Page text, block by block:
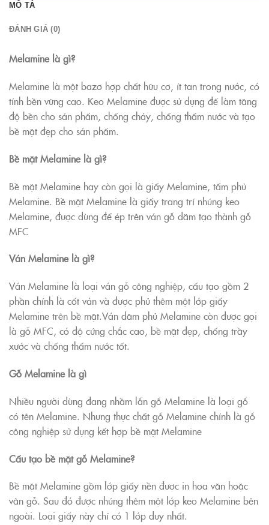
MÔ TẢ
ĐÁNH GIÁ (0)
Melamine là gì?
Melamine là một bazơ hợp chất hữu cơ, ít tan trong nước, có
tính bền vững cao. Keo Melamine được sử dụng để làm tăng
độ bền cho sản phẩm, chống cháy, chống thấm nước và tạo
bề mặt đẹp cho sản phẩm.
Bề mặtMelamine là gì?
Bề mặt Melamine hay còn gọi là giấy Melamine, tấm phủ
Melamine. Bề mặt Melamine là giấy trang trí nhúng keo
Melamine, được dùng để ép trên ván gỗ dăm tạo thành gỗ
MFC
Ván Melamine là gì?
Ván Melamine là loại ván gỗ công nghiệp, cấu tạo gồm 2
phần chính là cốt ván và được phủ thêm một lớp giấy
Melamine trên bề mặt.Ván dăm phủ Melamine còn được gọi
là gỗ MFC, có độ cứng chắc cao, bề mặt đẹp, chống trầy
xước và chống thấm nước tốt.
Gỗ Melamine là gì
Nhiều người dùng đang nhầm lẫn gỗ Melamine là loại gỗ
có tên Melamine. Nhưng thực chất gỗ Melamine chính là gỗ
công nghiệp sử dụng kết hợp bề mặt Melamine
Cấu tạo bề mặt gỗ Melamine?
Bề mặt Melamine gồm lớp giấy nền được in hoa văn hoặc
vân gỗ. Sau đó được nhúng thêm một lớp keo Melamine bên
ngoài. Loại giấy này chỉ có 1 lớp duy nhất.